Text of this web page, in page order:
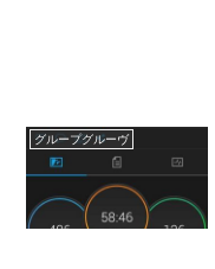
グループグルーヴ